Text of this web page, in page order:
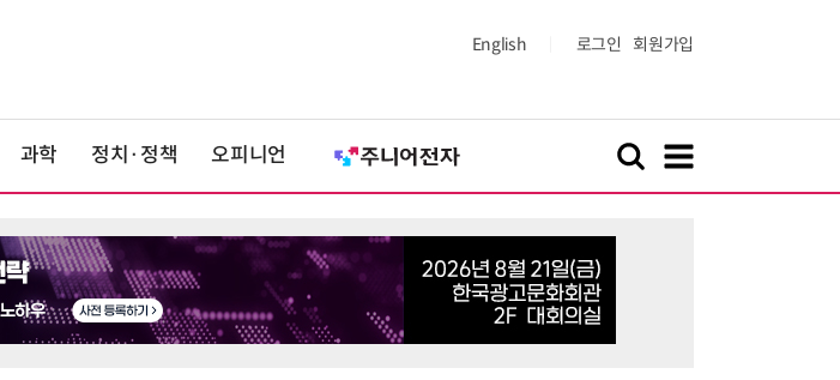
English 로그인 회원가입
과학 정치·정책 오피니언